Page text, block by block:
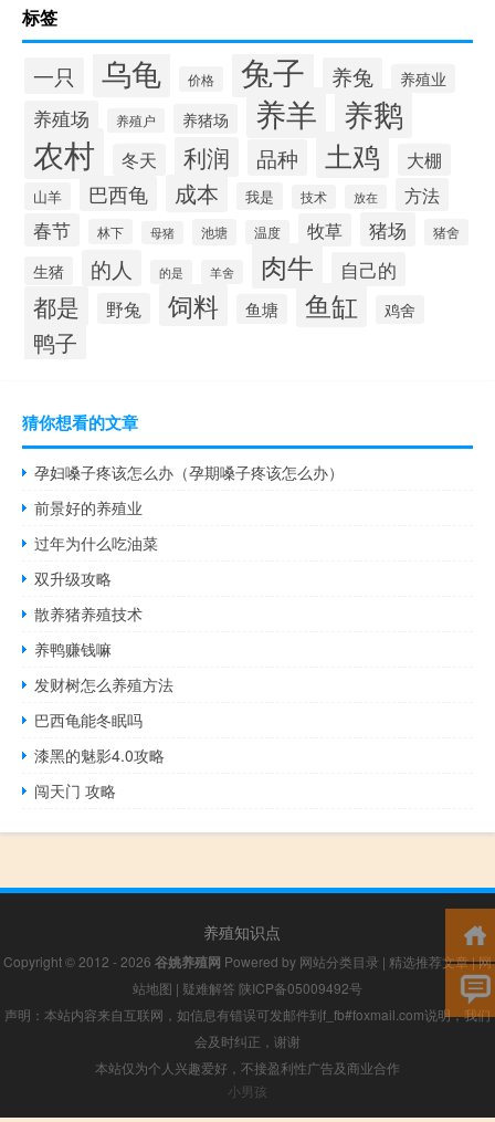
标签
一只 乌龟 价格 兔子 养兔 养殖业
养殖场 养殖户 养猪场 养羊 养鹅
农村 冬天 利润 品种 土鸡 大棚
山羊 巴西龟 成本 我是 技术 放在
方法
春节
林下 母猪 池塘 温度 牧草 猪场 猪舍
生猪 的人 的是 羊舍 肉牛 自己的
都是 野兔 饲料 鱼塘 鱼缸 鸡舍
鸭子
猜你想看的文章
孕妇嗓子疼该怎么办（孕期嗓子疼该怎么办）
前景好的养殖业
过年为什么吃油菜
双升级攻略
散养猪养殖技术
养鸭赚钱嘛
发财树怎么养殖方法
巴西龟能冬眠吗
漆黑的魅影4.0攻略
闯天门 攻略
养殖知识点
Copyright © 2012 - 2026 谷姚养殖网 Powered by 网站分类目录 | 精选推荐文章|网
站地图 | 疑难解答 陕ICP备05009492号
声明：本站内容来自互联网，如信息有错误可发邮件到f_fb#foxmail.com说明，我们
会及时纠正，谢谢
本站仅为个人兴趣爱好，不接盈利性广告及商业合作
小男孩